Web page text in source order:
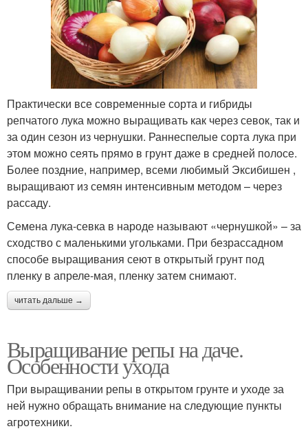
Практически все современные сорта и гибриды
репчатого лука можно выращивать как через севок, так и
за один сезон из чернушки. Раннеспелые сорта лука при
этом можно сеять прямо в грунт даже в средней полосе.
Более поздние, например, всеми любимый Эксибишен ,
выращивают из семян интенсивным методом – через
рассаду.
Семена лука-севка в народе называют «чернушкой» – за
сходство с маленькими угольками. При безрассадном
способе выращивания сеют в открытый грунт под
пленку в апреле-мая, пленку затем снимают.
читать дальше →
Выращивание репы на даче.
Особенности ухода
При выращивании репы в открытом грунте и уходе за
ней нужно обращать внимание на следующие пункты
агротехники.